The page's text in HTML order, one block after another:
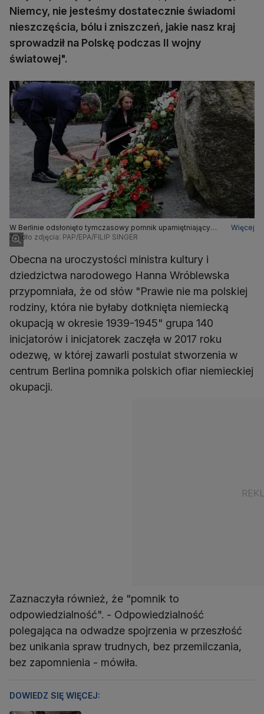
Niemcy, nie jesteśmy dostatecznie świadomi
nieszczęścia, bólu i zniszczeń, jakie nasz kraj
sprowadził na Polskę podczas II wojny
światowej".
W Berlinie odsłonięto tymczasowy pomnik upamiętniający
polskie ofiary II wojny światowej pod okupacją niemiecką
Więcej
Źródło zdjęcia: PAP/EPA/FILIP SINGER
Obecna na uroczystości ministra kultury i
dziedzictwa narodowego Hanna Wróblewska
przypomniała, że od słów "Prawie nie ma polskiej
rodziny, która nie byłaby dotknięta niemiecką
okupacją w okresie 1939-1945" grupa 140
inicjatorów i inicjatorek zaczęła w 2017 roku
odezwę, w której zawarli postulat stworzenia w
centrum Berlina pomnika polskich ofiar niemieckiej
okupacji.
Zaznaczyła również, że "pomnik to
odpowiedzialność". - Odpowiedzialność
polegająca na odwadze spojrzenia w przeszłość
bez unikania spraw trudnych, bez przemilczania,
bez zapomnienia - mówiła.
DOWIEDZ SIĘ WIĘCEJ: